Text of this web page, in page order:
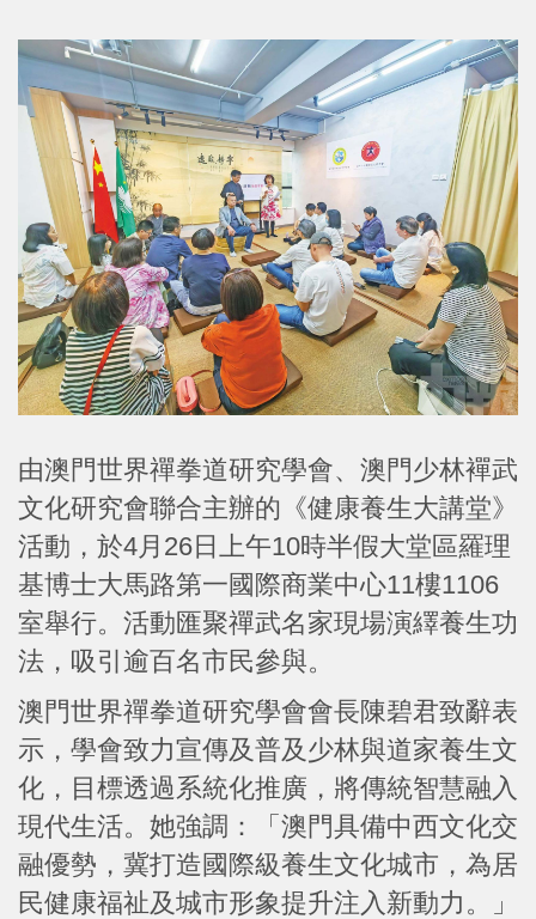
由澳門世界禪拳道研究學會、澳門少林襌武
文化研究會聯合主辦的《健康養生大講堂》
活動，於4月26日上午10時半假大堂區羅理
基博士大馬路第一國際商業中心11樓1106
室舉行。活動匯聚禪武名家現場演繹養生功
法，吸引逾百名市民參與。
澳門世界禪拳道研究學會會長陳碧君致辭表
示，學會致力宣傳及普及少林與道家養生文
化，目標透過系統化推廣，將傳統智慧融入
現代生活。她強調：「澳門具備中西文化交
融優勢，冀打造國際級養生文化城市，為居
民健康福祉及城市形象提升注入新動力。」